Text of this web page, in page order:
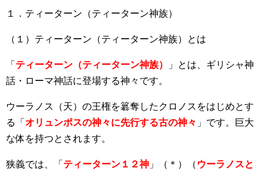
１．ティーターン（ティーターン神族）
（１）ティーターン（ティーターン神族）とは
「 ティーターン（ティーターン神族）
」とは、ギリシャ神
話・ローマ神話に登場する神々です。
ウーラノス（天）の王権を簒奪したクロノスをはじめとす
る「 オリュンポスの神々に先行する古の神々 」です。巨大
な体を持つとされます。
狭義では、「 ティーターン１２神 」（＊）（ ウーラノスと